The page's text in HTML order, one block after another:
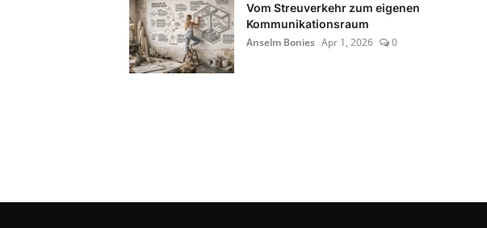
Vom Streuverkehr zum eigenen
Kommunikationsraum
Anselm Bonies Apr 1, 2026 0